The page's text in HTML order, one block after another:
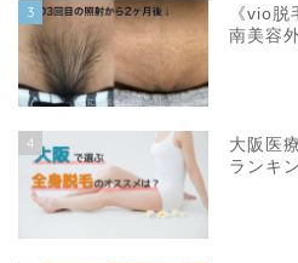
3
《vio
南美容
4
大阪医
ランキ